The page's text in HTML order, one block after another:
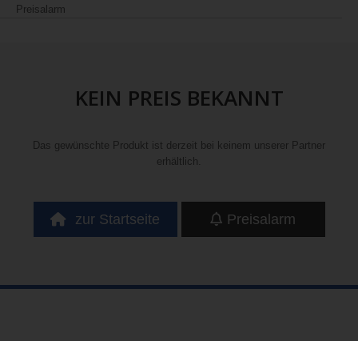
Preisalarm
KEIN PREIS BEKANNT
Das gewünschte Produkt ist derzeit bei keinem unserer Partner
erhältlich.
zur Startseite Preisalarm